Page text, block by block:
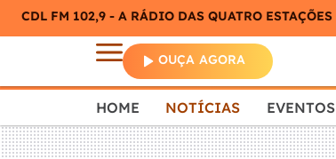
CDL FM 102,9 - A RÁDIO DAS QUATRO ESTAÇÕES
OUÇA AGORA
HOME NOTÍCIAS EVENTOS